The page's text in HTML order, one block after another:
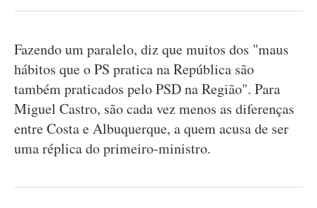
Fazendo um paralelo, diz que muitos dos "maus
hábitos que o PS pratica na República são
também praticados pelo PSD na Região". Para
Miguel Castro, são cada vez menos as diferenças
entre Costa e Albuquerque, a quem acusa de ser
uma réplica do primeiro-ministro.